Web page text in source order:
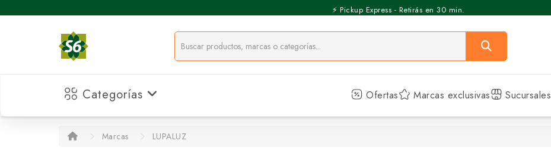
⚡️ Pickup Express - Retirás en 30 min.
Categorías Ofertas Marcas exclusivas Sucursales
Marcas LUPALUZ